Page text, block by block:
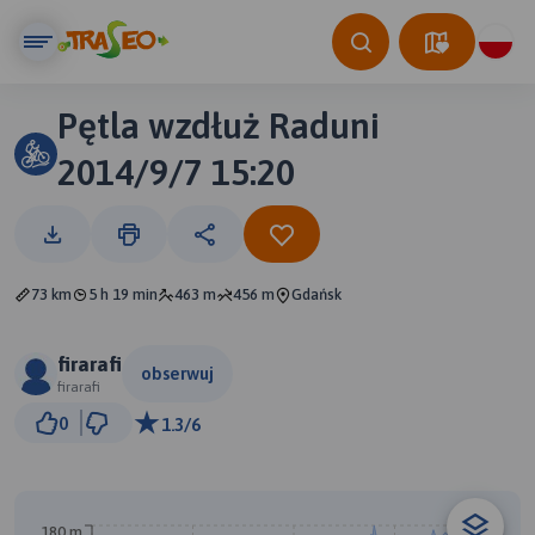
Pętla wzdłuż Raduni
2014/9/7 15:20
73 km 5 h 19 min 463 m 456 m Gdańsk
firarafi
firarafi
obserwuj
0 1.3/6